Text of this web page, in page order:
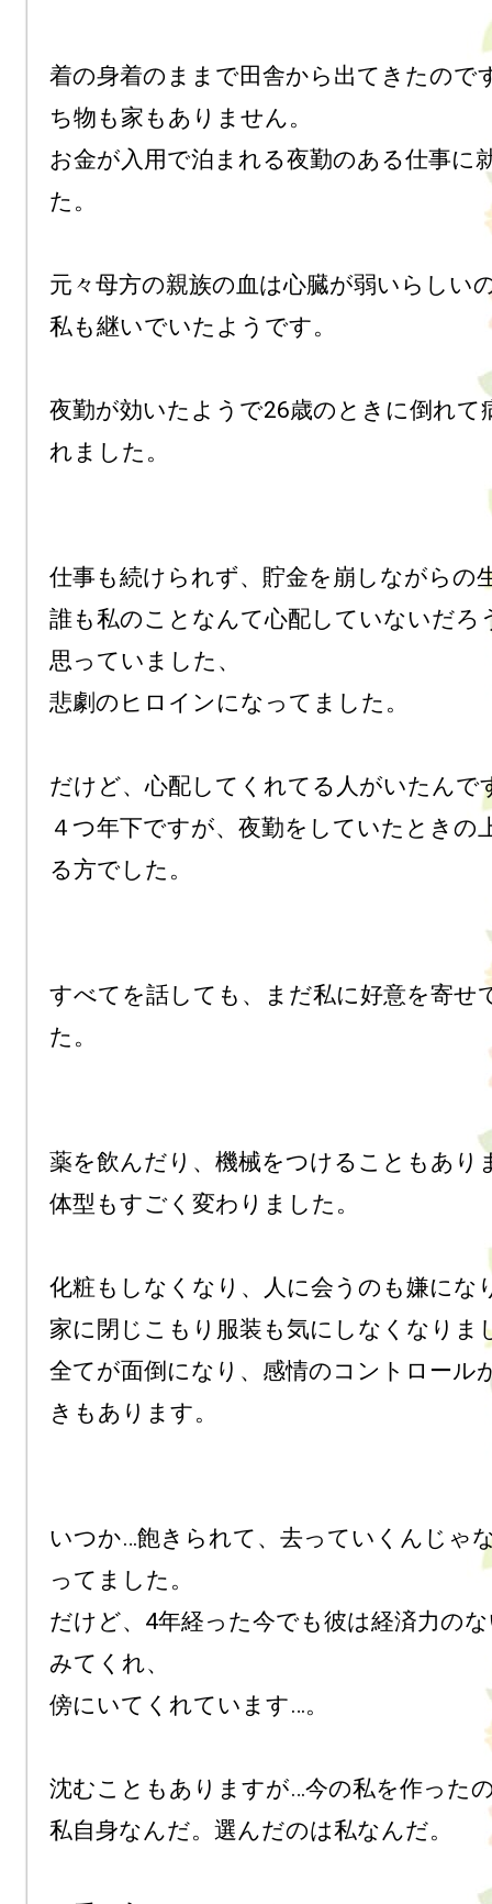
着の身着のままで田舎から出てきたので
ち物も家もありません。
お金が入用で泊まれる夜勤のある仕事に
た。
元々母方の親族の血は心臓が弱いらしい
私も継いでいたようです。
夜勤が効いたようで26歳のときに倒れて
れました。
仕事も続けられず、貯金を崩しながらの
誰も私のことなんて心配していないだろ
思っていました、
悲劇のヒロインになってました。
だけど、心配してくれてる人がいたんで
４つ年下ですが、夜勤をしていたときの
る方でした。
すべてを話しても、まだ私に好意を寄せ
た。
薬を飲んだり、機械をつけることもあり
体型もすごく変わりました。
化粧もしなくなり、人に会うのも嫌にな
家に閉じこもり服装も気にしなくなりま
全てが面倒になり、感情のコントロール
きもあります。
いつか…飽きられて、去っていくんじゃ
ってました。
だけど、4年経った今でも彼は経済力の
みてくれ、
傍にいてくれています…。
沈むこともありますが…今の私を作った
私自身なんだ。選んだのは私なんだ。